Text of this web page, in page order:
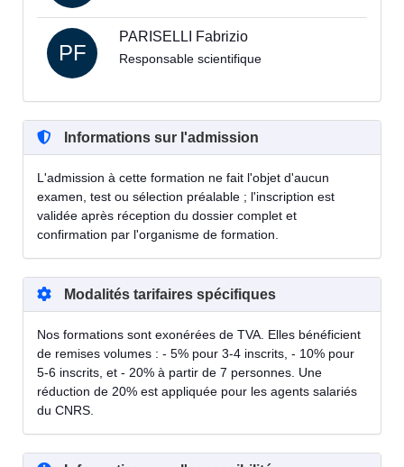
PF
PARISELLI Fabrizio
Responsable scientifique
Informations sur l'admission
L'admission à cette formation ne fait l'objet d'aucun
examen, test ou sélection préalable ; l'inscription est
validée après réception du dossier complet et
confirmation par l'organisme de formation.
Modalités tarifaires spécifiques
Nos formations sont exonérées de TVA. Elles bénéficient
de remises volumes : - 5% pour 3-4 inscrits, - 10% pour
5-6 inscrits, et - 20% à partir de 7 personnes. Une
réduction de 20% est appliquée pour les agents salariés
du CNRS.